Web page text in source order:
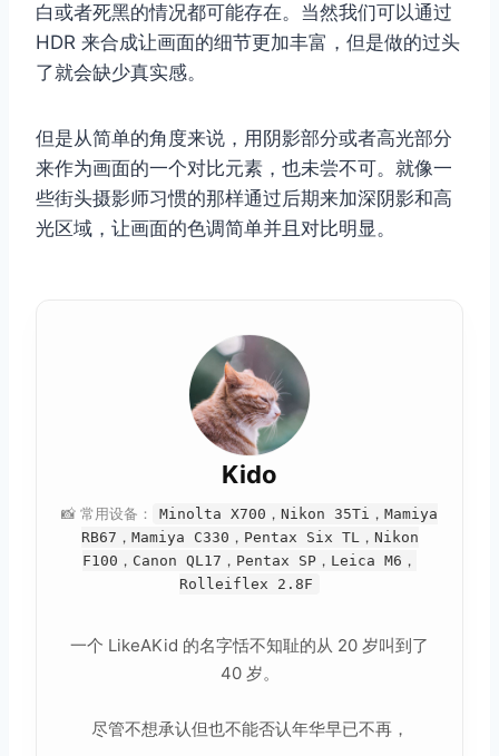
白或者死黑的情况都可能存在。当然我们可以通过
HDR 来合成让画面的细节更加丰富，但是做的过头
了就会缺少真实感。
但是从简单的角度来说，用阴影部分或者高光部分
来作为画面的一个对比元素，也未尝不可。就像一
些街头摄影师习惯的那样通过后期来加深阴影和高
光区域，让画面的色调简单并且对比明显。
Kido
📸 常用设备：
Minolta X700，Nikon 35Ti，Mamiya
RB67，Mamiya C330，Pentax Six TL，Nikon
F100，Canon QL17，Pentax SP，Leica M6，
Rolleiflex 2.8F
一个 LikeAKid 的名字恬不知耻的从 20 岁叫到了
40 岁。
尽管不想承认但也不能否认年华早已不再，